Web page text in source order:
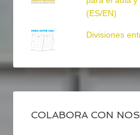
(ES/EN)
Divisiones
COLABORA CON